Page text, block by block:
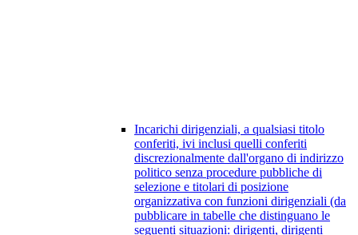
Incarichi dirigenziali, a qualsiasi titolo
conferiti, ivi inclusi quelli conferiti
discrezionalmente dall'organo di indirizzo
politico senza procedure pubbliche di
selezione e titolari di posizione
organizzativa con funzioni dirigenziali (da
pubblicare in tabelle che distinguano le
seguenti situazioni: dirigenti, dirigenti